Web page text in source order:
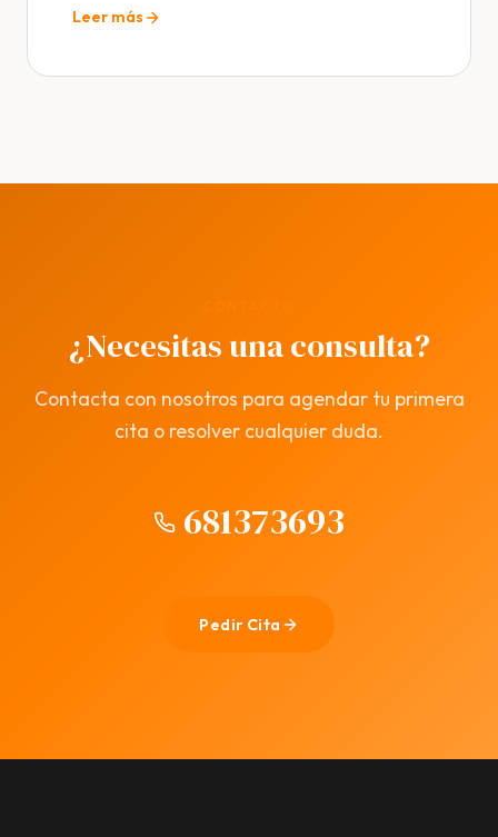
Leer más
¿Necesitas una consulta?
Contacta con nosotros para agendar tu primera
cita o resolver cualquier duda.
681373693
Pedir Cita